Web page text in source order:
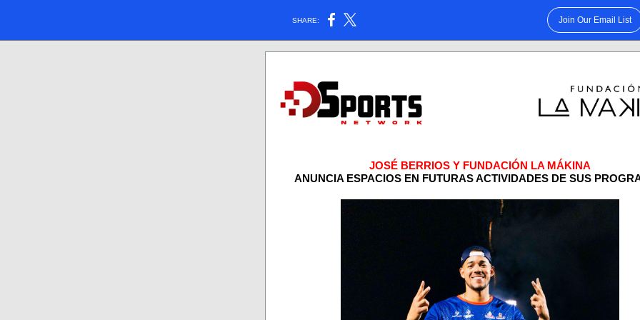
SHARE: Join Our Email List
JOSÉ BERRIOS Y FUNDACIÓN LA MÁKINA
ANUNCIA ESPACIOS EN FUTURAS ACTIVIDADES DE SUS